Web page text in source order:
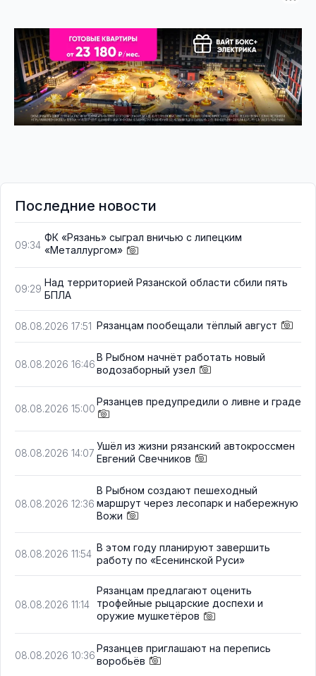
Последние новости
09:34
ФК «Рязань» сыграл вничью с липецким
«Металлургом»
09:29
Над территорией Рязанской области сбили пять
БПЛА
08.08.2026 17:51 Рязанцам пообещали тёплый август
08.08.2026 16:46
В Рыбном начнёт работать новый
водозаборный узел
08.08.2026 15:00
Рязанцев предупредили о ливне и граде
08.08.2026 14:07
Ушёл из жизни рязанский автокроссмен
Евгений Свечников
08.08.2026 12:36
В Рыбном создают пешеходный
маршрут через лесопарк и набережную
Вожи
08.08.2026 11:54
В этом году планируют завершить
работу по «Есенинской Руси»
08.08.2026 11:14
Рязанцам предлагают оценить
трофейные рыцарские доспехи и
оружие мушкетёров
08.08.2026 10:36
Рязанцев приглашают на перепись
воробьёв